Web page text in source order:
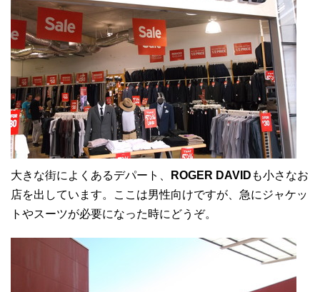
大きな街によくあるデパート、 ROGER DAVID も小さなお
店を出しています。ここは男性向けですが、急にジャケッ
トやスーツが必要になった時にどうぞ。